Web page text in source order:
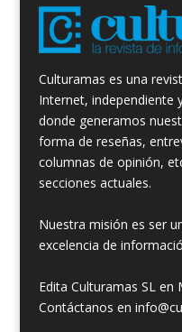
Culturamas es una
Internet, independiente
donde generamos
forma de reseñas,
columnas de opinión,
secciones actuales.
Nuestra misión es ser
excelencia de
Edita Culturamas SL en
Contáctanos en